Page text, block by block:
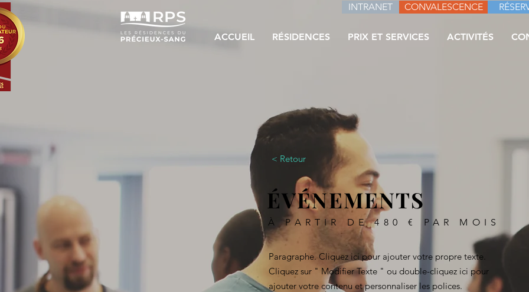
INTRANET CONVALESCENCE
ACCUEIL RÉSIDENCES PRIX ET SERVICES ACTIVITÉS
< Retour
ÉVÉNEMENTS
À PARTIR DE 480 € PAR MOIS
Paragraphe. Cliquez ici pour ajouter votre propre texte.
Cliquez sur " Modifier Texte " ou double-cliquez ici pour
ajouter votre contenu et personnaliser les polices.